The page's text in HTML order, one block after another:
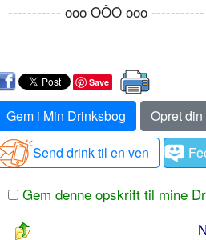
----------- ooo OÔO ooo -----------
Save
Gem i Min Drinksbog
Opret
Send drink til en ven
Gem denne opskrift til mine